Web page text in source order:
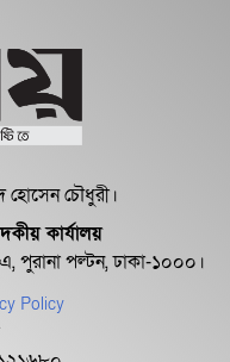
হোসেন চৌধুরী।
কার্যালয়
পুরানা পল্টন, ঢাকা-১০০০।
Policy